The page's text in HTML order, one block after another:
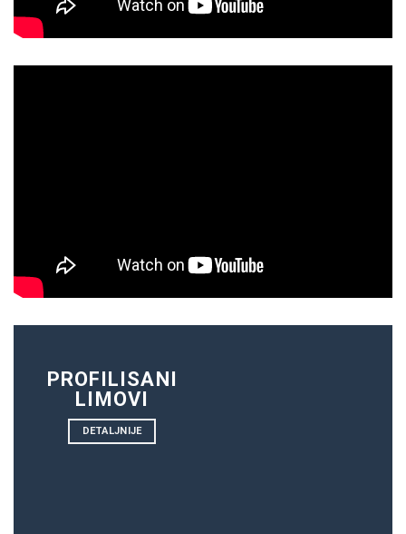
PROFILISANI
LIMOVI
DETALJNIJE